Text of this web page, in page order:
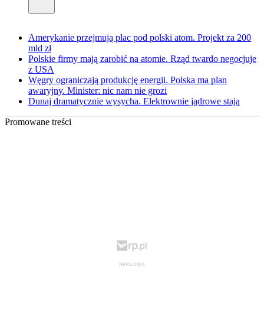
Amerykanie przejmują plac pod polski atom. Projekt za 200
mld zł
Polskie firmy mają zarobić na atomie. Rząd twardo negocjuje
z USA
Węgry ograniczają produkcję energii. Polska ma plan
awaryjny. Minister: nic nam nie grozi
Dunaj dramatycznie wysycha. Elektrownie jądrowe stają
Promowane treści